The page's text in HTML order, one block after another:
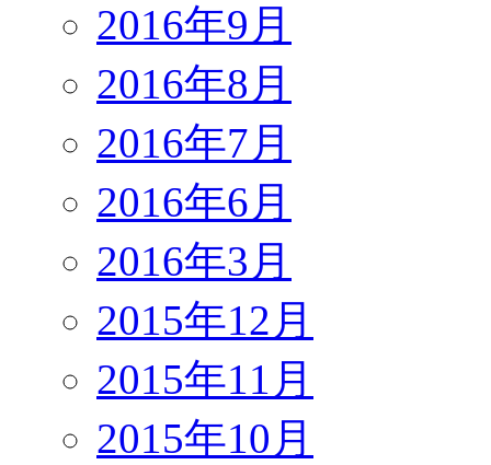
2016年9月
2016年8月
2016年7月
2016年6月
2016年3月
2015年12月
2015年11月
2015年10月